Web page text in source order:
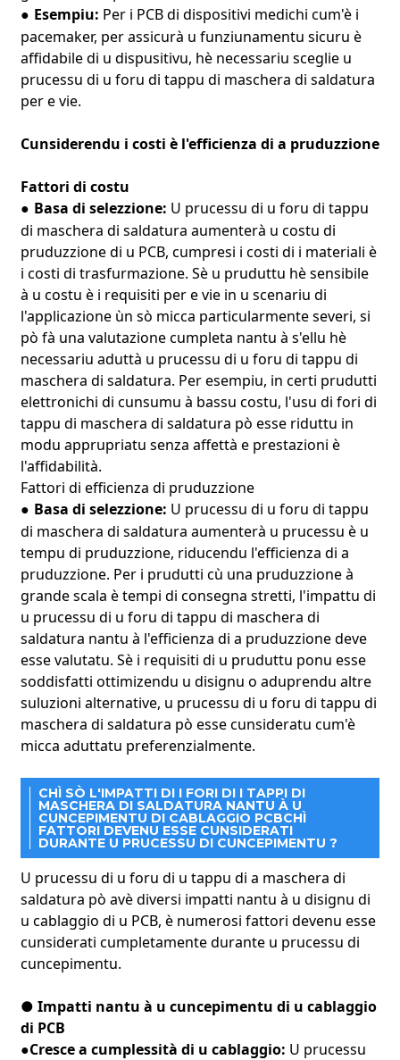
● Esempiu: Per i PCB di dispositivi medichi cum'è i
pacemaker, per assicurà u funziunamentu sicuru è
affidabile di u dispusitivu, hè necessariu sceglie u
prucessu di u foru di tappu di maschera di saldatura
per e vie.
Cunsiderendu i costi è l'efficienza di a pruduzzione
Fattori di costu
● Basa di selezzione: U prucessu di u foru di tappu
di maschera di saldatura aumenterà u costu di
pruduzzione di u PCB, cumpresi i costi di i materiali è
i costi di trasfurmazione. Sè u pruduttu hè sensibile
à u costu è i requisiti per e vie in u scenariu di
l'applicazione ùn sò micca particularmente severi, si
pò fà una valutazione cumpleta nantu à s'ellu hè
necessariu aduttà u prucessu di u foru di tappu di
maschera di saldatura. Per esempiu, in certi prudutti
elettronichi di cunsumu à bassu costu, l'usu di fori di
tappu di maschera di saldatura pò esse riduttu in
modu apprupriatu senza affettà e prestazioni è
l'affidabilità.
Fattori di efficienza di pruduzzione
● Basa di selezzione: U prucessu di u foru di tappu
di maschera di saldatura aumenterà u prucessu è u
tempu di pruduzzione, riducendu l'efficienza di a
pruduzzione. Per i prudutti cù una pruduzzione à
grande scala è tempi di consegna stretti, l'impattu di
u prucessu di u foru di tappu di maschera di
saldatura nantu à l'efficienza di a pruduzzione deve
esse valutatu. Sè i requisiti di u pruduttu ponu esse
soddisfatti ottimizendu u disignu o aduprendu altre
suluzioni alternative, u prucessu di u foru di tappu di
maschera di saldatura pò esse cunsideratu cum'è
micca aduttatu preferenzialmente.
CHÌ SÒ L'IMPATTI DI I FORI DI I TAPPI DI
MASCHERA DI SALDATURA NANTU À U
CUNCEPIMENTU DI CABLAGGIO PCBCHÌ
FATTORI DEVENU ESSE CUNSIDERATI
DURANTE U PRUCESSU DI CUNCEPIMENTU ?
U prucessu di u foru di u tappu di a maschera di
saldatura pò avè diversi impatti nantu à u disignu di
u cablaggio di u PCB, è numerosi fattori devenu esse
cunsiderati cumpletamente durante u prucessu di
cuncepimentu.
● Impatti nantu à u cuncepimentu di u cablaggio
di PCB
●Cresce a cumplessità di u cablaggio: U prucessu